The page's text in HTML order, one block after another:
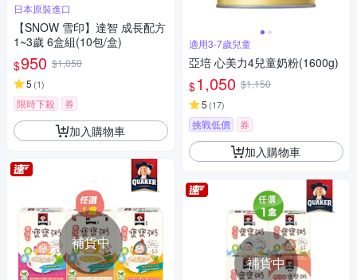
日本原裝進口
【SNOW 雪印】達智 成長配方
1~3歲 6盒組(10包/盒)
$950 $1,050
5 (1)
限時下殺 券
加入購物車
補貨中
適用3-7歲兒童
亞培 心美力4兒童奶粉(1600g)
$1,050 $1,150
5 (17)
挑戰低價 券
加入購物車
補貨中